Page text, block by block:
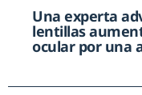
Una experta
lentillas
ocular por una